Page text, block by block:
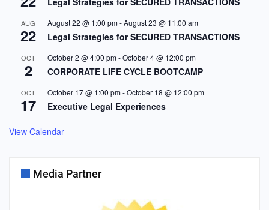
AUG
22
August 22 @ 1:00 pm-August 23 @ 11:00 am
Legal Strategies for SECURED TRANSACTIONS
OCT
2
October 2 @ 4:00 pm-October 4 @ 12:00 pm
CORPORATE LIFE CYCLE BOOTCAMP
OCT
17
October 17 @ 1:00 pm-October 18 @ 12:00 pm
Executive Legal Experiences
View Calendar
Media Partner